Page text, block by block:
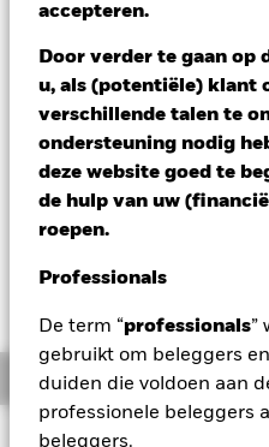
accepteren.
Door verder te gaan op
u, als (potentiële) klant
verschillende talen te
ondersteuning nodig
deze website goed te
de hulp van uw
roepen.
Professionals
De term “professionals”
gebruikt om beleggers
duiden die voldoen aan
professionele beleggers
beleggers.
NAV per 07/aug/2026
EUR 143,99
Variatie 52wk: 132,10 - 147,35
EUR -0,09 (-0,06%)
Overzicht